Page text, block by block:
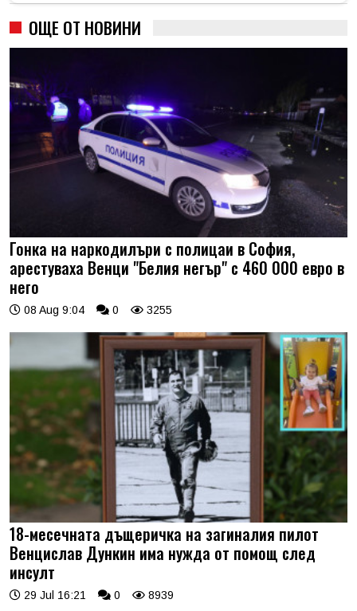
ОЩЕ ОТ НОВИНИ
Гонка на наркодилъри с полицаи в София,
арестуваха Венци "Белия негър" с 460 000 евро в
него
08 Aug 9:04 0 3255
18-месечната дъщеричка на загиналия пилот
Венцислав Дункин има нужда от помощ след
инсулт
29 Jul 16:21 0 8939